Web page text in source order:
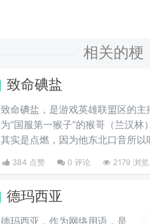
相关的梗
致命碘盐
致命碘盐，是游戏英雄联盟区的主
为“国服第一猴子”的猴哥（兰汉林
其实是点燃，因为他东北口音所以
384 点赞 0 评论 2179 浏览
德玛西亚
德玛西亚，作为网络用语，是